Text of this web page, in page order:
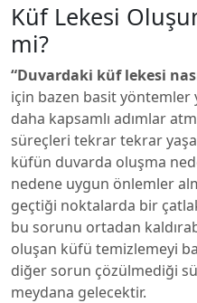
Küf Lekesi
mi?
“Duvardaki küf lekesi
için bazen basit yöntemler
daha kapsamlı adımlar
süreçleri tekrar tekrar
küfün duvarda oluşma
nedene uygun önlemler
geçtiği noktalarda bir
bu sorunu ortadan
oluşan küfü temizlemeyi
diğer sorun çözülmediği
meydana gelecektir.